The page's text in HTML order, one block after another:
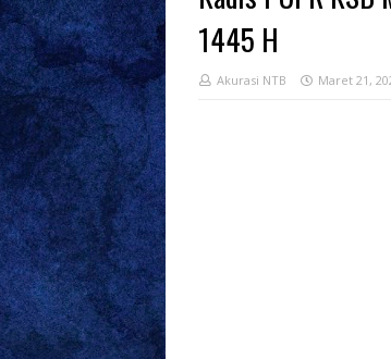
1445 H
Akurasi NTB Maret 21,